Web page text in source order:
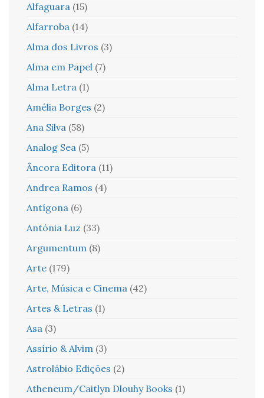
Alfaguara (15)
Alfarroba (14)
Alma dos Livros (3)
Alma em Papel (7)
Alma Letra (1)
Amélia Borges (2)
Ana Silva (58)
Analog Sea (5)
Âncora Editora (11)
Andrea Ramos (4)
Antígona (6)
Antónia Luz (33)
Argumentum (8)
Arte (179)
Arte, Música e Cinema (42)
Artes & Letras (1)
Asa (3)
Assírio & Alvim (3)
Astrolábio Edições (2)
Atheneum/Caitlyn Dlouhy Books (1)